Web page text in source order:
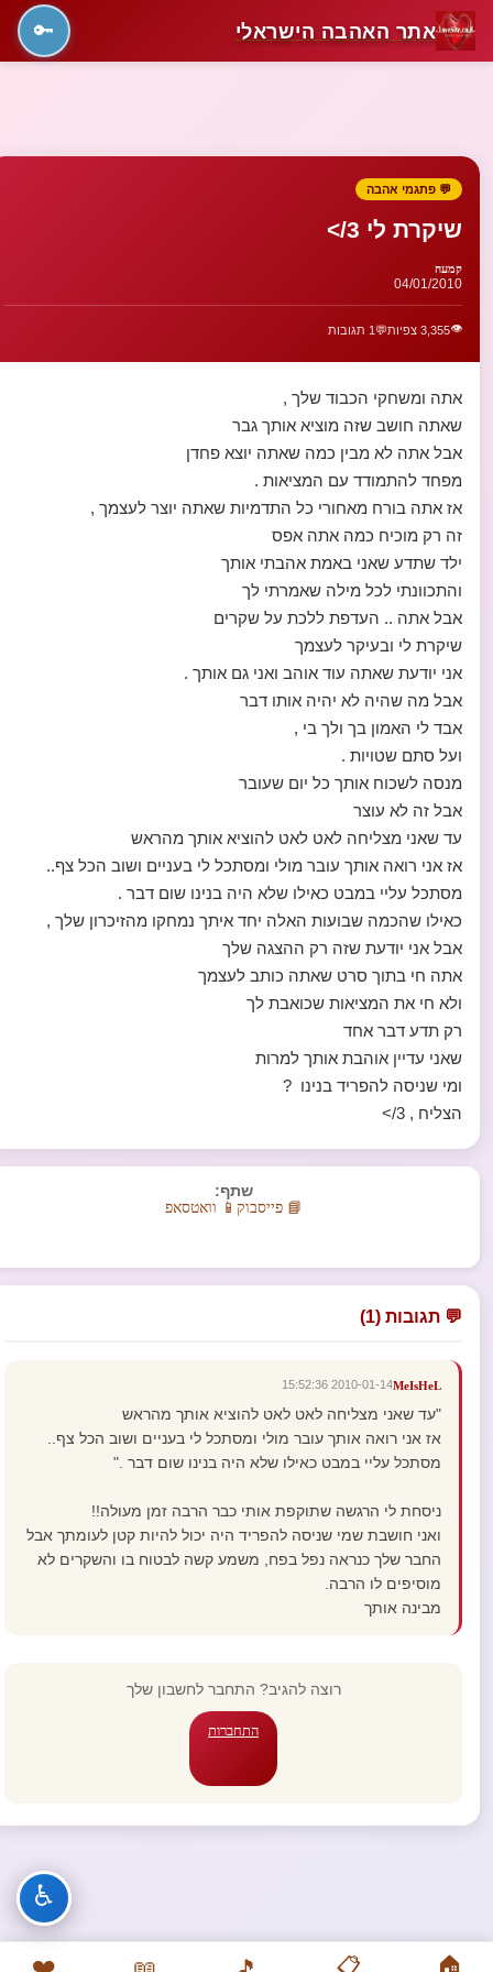
אתר האהבה הישראלי 🔑
💬 פתגמי אהבה
שיקרת לי 3/>
קמעה
04/01/2010
👁️3,355 צפיות 💬 1 תגובות
אתה ומשחקי הכבוד שלך ,
שאתה חושב שזה מוציא אותך גבר
אבל אתה לא מבין כמה שאתה יוצא פחדן
מפחד להתמודד עם המציאות .
אז אתה בורח מאחורי כל התדמיות שאתה יוצר לעצמך ,
זה רק מוכיח כמה אתה אפס
ילד שתדע שאני באמת אהבתי אותך
והתכוונתי לכל מילה שאמרתי לך
אבל אתה .. העדפת ללכת על שקרים
שיקרת לי ובעיקר לעצמך
אני יודעת שאתה עוד אוהב ואני גם אותך .
אבל מה שהיה לא יהיה אותו דבר
אבד לי האמון בך ולך בי ,
ועל סתם שטויות .
מנסה לשכוח אותך כל יום שעובר
אבל זה לא עוצר
עד שאני מצליחה לאט לאט להוציא אותך מהראש
אז אני רואה אותך עובר מולי ומסתכל לי בעניים ושוב הכל צף..
מסתכל עליי במבט כאילו שלא היה בנינו שום דבר .
כאילו שהכמה שבועות האלה יחד איתך נמחקו מהזיכרון שלך ,
אבל אני יודעת שזה רק ההצגה שלך
אתה חי בתוך סרט שאתה כותב לעצמך
ולא חי את המציאות שכואבת לך
רק תדע דבר אחד
שאני עדיין אוהבת אותך למרות
ומי שניסה להפריד בנינו ?
הצליח , 3/>
שתף:
📘 פייסבוק 📱 וואטסאפ
💬 תגובות (1)
MeIsHeL
2010-01-14 15:52:36
"עד שאני מצליחה לאט לאט להוציא אותך מהראש
אז אני רואה אותך עובר מולי ומסתכל לי בעניים ושוב הכל צף..
מסתכל עליי במבט כאילו שלא היה בנינו שום דבר ."
ניסחת לי הרגשה שתוקפת אותי כבר הרבה זמן מעולה!!
ואני חושבת שמי שניסה להפריד היה יכול להיות קטן לעומתך אבל
החבר שלך כנראה נפל בפח, משמע קשה לבטוח בו והשקרים לא
מוסיפים לו הרבה.
מבינה אותך
רוצה להגיב? התחבר לחשבון שלך
התחברות
♿